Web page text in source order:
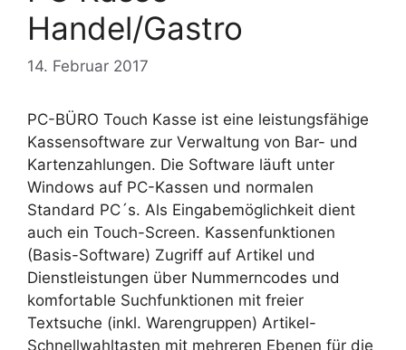
Handel/Gastro
14. Februar 2017
PC-BÜRO Touch Kasse ist eine leistungsfähige
Kassensoftware zur Verwaltung von Bar- und
Kartenzahlungen. Die Software läuft unter
Windows auf PC-Kassen und normalen
Standard PC´s. Als Eingabemöglichkeit dient
auch ein Touch-Screen. Kassenfunktionen
(Basis-Software) Zugriff auf Artikel und
Dienstleistungen über Nummerncodes und
komfortable Suchfunktionen mit freier
Textsuche (inkl. Warengruppen) Artikel-
Schnellwahltasten mit mehreren Ebenen für die